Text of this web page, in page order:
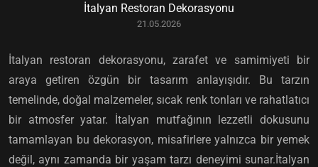
İtalyan Restoran Dekorasyonu
21.05.2026
İtalyan restoran dekorasyonu, zarafet ve samimiyeti bir
araya getiren özgün bir tasarım anlayışıdır. Bu tarzın
temelinde, doğal malzemeler, sıcak renk tonları ve rahatlatıcı
bir atmosfer yatar. İtalyan mutfağının lezzetli dokusunu
tamamlayan bu dekorasyon, misafirlere yalnızca bir yemek
değil, aynı zamanda bir yaşam tarzı deneyimi sunar.İtalyan